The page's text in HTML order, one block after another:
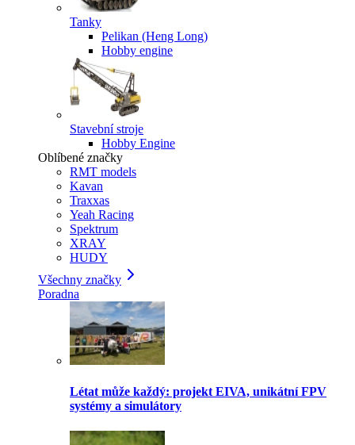
Tanky
Pelikan (Heng Long)
Hobby engine
Stavební stroje
Hobby Engine
Oblíbené značky
RMT models
Kavan
Traxxas
Yeah Racing
Spektrum
XRAY
HUDY
Všechny značky
Poradna
Létat může každý: projekt EIVA, unikátní FPV
systémy a simulátory